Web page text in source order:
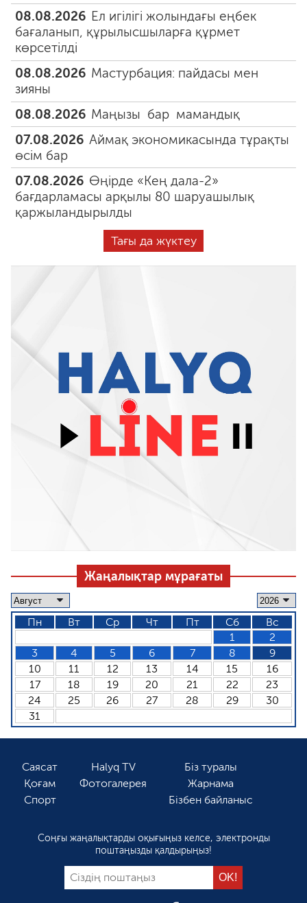
08.08.2026 Ел игілігі жолындағы еңбек
бағаланып, құрылысшыларға құрмет
көрсетілді
08.08.2026 Мастурбация: пайдасы мен
зияны
08.08.2026 Маңызы бар мамандық
07.08.2026 Аймақ экономикасында тұрақты
өсім бар
07.08.2026 Өңірде «Кең дала-2»
бағдарламасы арқылы 80 шаруашылық
қаржыландырылды
Тағы да жүктеу
Жаңалықтар мұрағаты
Пн Вт Ср Чт Пт Сб
Вс
1
2
3
4 5 6 7 8
9
10
11 12 13 14 15
16
17
18 19 20 21 22
23
24
25 26 27 28 29
30
31
Саясат
Қоғам
Спорт
Halyq TV
Фотогалерея
Біз туралы
Жарнама
Бізбен байланыс
Соңғы жаңалықтарды оқығыңыз келсе, электронды
поштаңызды қалдырыңыз!